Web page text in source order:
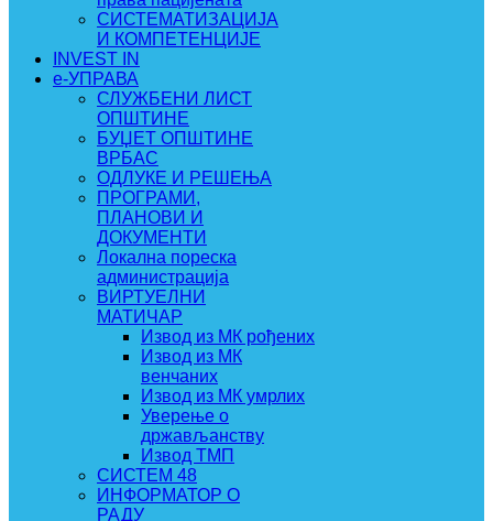
СИСТЕМАТИЗАЦИЈА
И КОМПЕТЕНЦИЈЕ
INVEST IN
e-УПРАВА
СЛУЖБЕНИ ЛИСТ
ОПШТИНЕ
БУЏЕТ ОПШТИНЕ
ВРБАС
ОДЛУКЕ И РЕШЕЊА
ПРОГРАМИ,
ПЛАНОВИ И
ДОКУМЕНТИ
Локална пореска
администрација
ВИРТУЕЛНИ
МАТИЧАР
Извод из МК рођених
Извод из МК
венчаних
Извод из МК умрлих
Уверење о
држављанству
Извод ТМП
СИСТЕМ 48
ИНФОРМАТОР О
РАДУ